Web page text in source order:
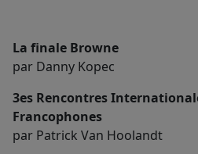
La finale Browne
par Danny Kopec
3es Rencontres
Francophones
par Patrick Van Hoolandt